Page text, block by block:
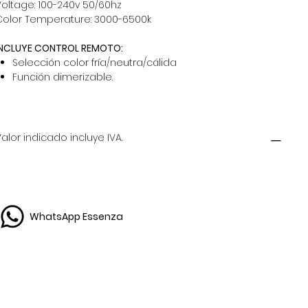
100-240v 50/60hz
Temperature: 3000-6500k
CONTROL REMOTO:
Selección color fría/neutra/cálida
Función dimerizable.
indicado incluye IVA.
WhatsApp Essenza